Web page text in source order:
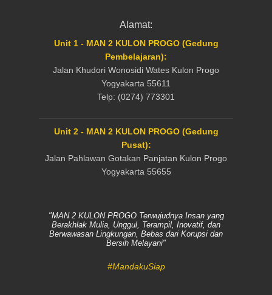
Alamat:
Unit 1 - MAN 2 KULON PROGO (Gedung
Pembelajaran):
Jalan Khudori Wonosidi Wates Kulon Progo
Yogyakarta 55611
Telp: (0274) 773301
Unit 2 - MAN 2 KULON PROGO (Gedung
Pusat):
Jalan Pahlawan Gotakan Panjatan Kulon Progo
Yogyakarta 55655
"MAN 2 KULON PROGO Terwujudnya Insan yang
Berakhlak Mulia, Unggul, Terampil, Inovatif, dan
Berwawasan Lingkungan, Bebas dari Korupsi dan
Bersih Melayani"
#MandakuSiap